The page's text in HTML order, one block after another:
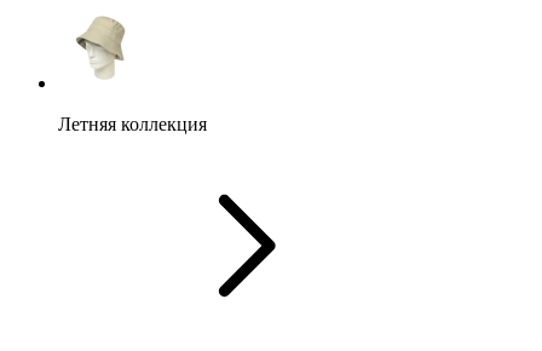
Летняя коллекция